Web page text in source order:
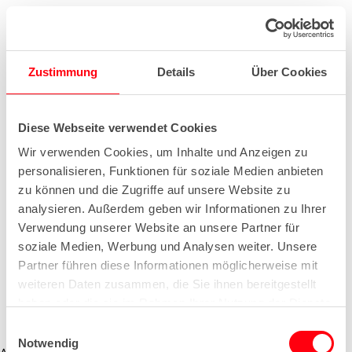
Zustimmung Details Über Cookies
Diese Webseite verwendet Cookies
Wir verwenden Cookies, um Inhalte und Anzeigen zu
personalisieren, Funktionen für soziale Medien anbieten
zu können und die Zugriffe auf unsere Website zu
analysieren. Außerdem geben wir Informationen zu Ihrer
Verwendung unserer Website an unsere Partner für
soziale Medien, Werbung und Analysen weiter. Unsere
Partner führen diese Informationen möglicherweise mit
weiteren Daten zusammen, die Sie ihnen bereitgestellt
Notwendig